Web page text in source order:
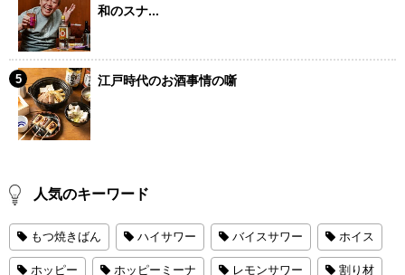
和のスナ...
江戸時代のお酒事情の噺
人気のキーワード
もつ焼きばん ハイサワー バイスサワー ホイス
ホッピー ホッピーミーナ レモンサワー 割り材